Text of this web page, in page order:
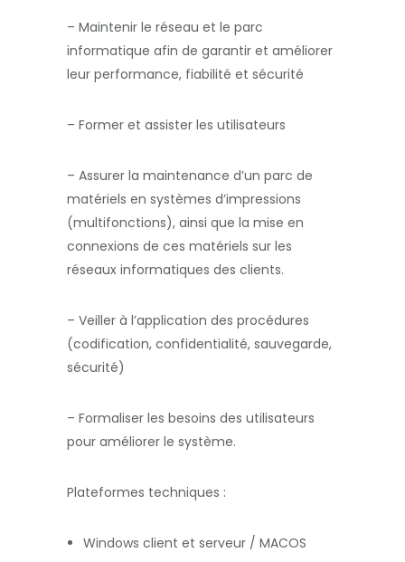
– Maintenir le réseau et le parc
informatique afin de garantir et améliorer
leur performance, fiabilité et sécurité
– Former et assister les utilisateurs
– Assurer la maintenance d’un parc de
matériels en systèmes d’impressions
(multifonctions), ainsi que la mise en
connexions de ces matériels sur les
réseaux informatiques des clients.
– Veiller à l’application des procédures
(codification, confidentialité, sauvegarde,
sécurité)
– Formaliser les besoins des utilisateurs
pour améliorer le système.
Plateformes techniques :
Windows client et serveur / MACOS